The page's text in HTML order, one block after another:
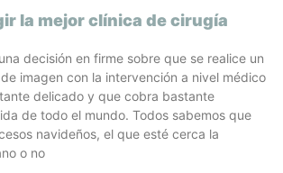
la mejor clínica de cirugía
decisión en firme sobre que se realice un
imagen con la intervención a nivel médico
delicado y que cobra bastante
de todo el mundo. Todos sabemos que
navideños, el que esté cerca la
o no